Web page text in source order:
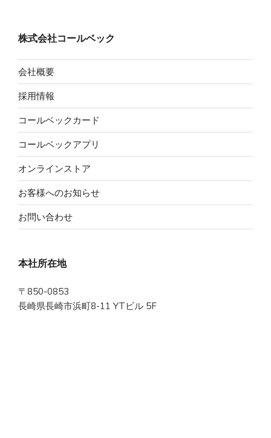
株式会社コールベック
会社概要
採用情報
コールベックカード
コールベックアプリ
オンラインストア
お客様へのお知らせ
お問い合わせ
本社所在地
〒850-0853
長崎県長崎市浜町8-11 YTビル 5F